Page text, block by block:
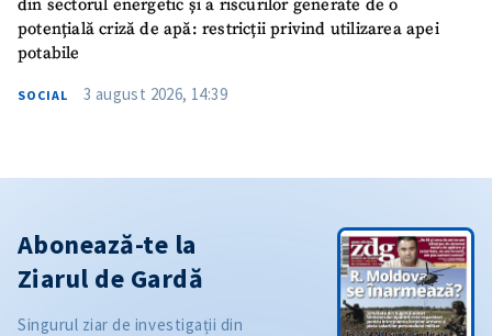
din sectorul energetic și a riscurilor generate de o
potențială criză de apă: restricții privind utilizarea apei
potabile
SOCIAL 3 august 2026, 14:39
Abonează-te la
Ziarul de Gardă
Singurul ziar de investigații din